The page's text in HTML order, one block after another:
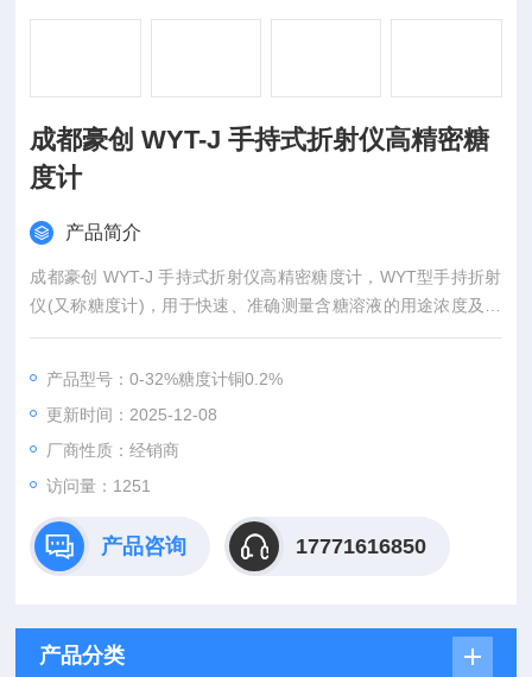
成都豪创 WYT-J 手持式折射仪高精密糖
度计
产品简介
成都豪创 WYT-J 手持式折射仪高精密糖度计，WYT型手持折射
仪(又称糖度计)，用于快速、准确测量含糖溶液的用途浓度及折
射率，通过换算可测定其他非糖溶液的浓度和折射率，广泛用于
产品型号：0-32%糖度计铜0.2%
更新时间：2025-12-08
厂商性质：经销商
访问量：1251
产品咨询 17771616850
产品分类